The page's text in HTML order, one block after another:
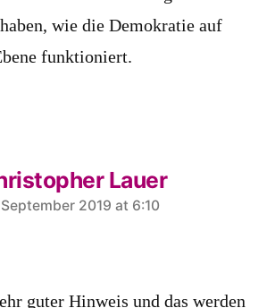
wie die Demokratie auf
funktioniert.
Lauer
September 2019 at 6:10
guter Hinweis und das werden